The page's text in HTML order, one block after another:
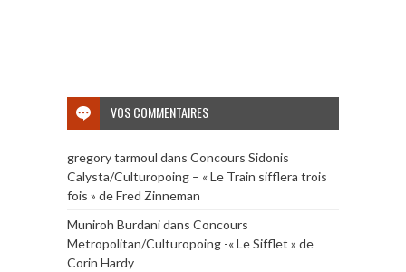
VOS COMMENTAIRES
gregory tarmoul dans Concours Sidonis
Calysta/Culturopoing – « Le Train sifflera trois
fois » de Fred Zinneman
Muniroh Burdanidans Concours
Metropolitan/Culturopoing -« Le Sifflet » de
Corin Hardy